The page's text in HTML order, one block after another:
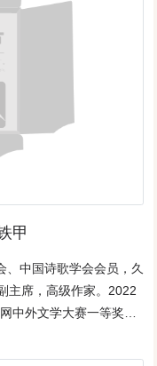
军，2020年荣获“世界
荣获全国第二届“福苑
台。满庭芳•强军梦车卷
，鞭啸踏阴山。反霸当
佩剑，一怒发冲冠。废
何时驻守台湾。航母银
肝胆，杯酒壮行辕。
营当营部通信员，当年
甲
中国诗歌学会会员，久
主席，高级作家。2022
中外文学大赛一等奖；
年鉴两次特等奖。2023
。湿地情怀文/袁铁甲迟